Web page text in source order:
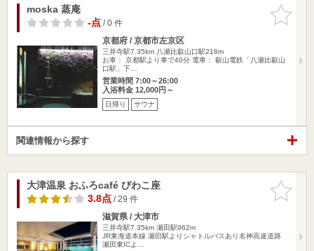
お気に入
りに追加
moska 蒸庵
-点/ 0 件
京都府 / 京都市左京区
三井寺駅7.35km 八瀬比叡山口駅218m
お車： 京都駅より車で40分 電車： 叡山電鉄「八瀬比叡山
口駅」下…
営業時間 7:00～26:00
入浴料金 12,000円～
日帰り サウナ
関連情報から探す
お気に入
りに追加
大津温泉 おふろcafé びわこ座
3.8点/ 29 件
滋賀県 / 大津市
三井寺駅7.35km 瀬田駅962m
JR東海道本線 瀬田駅よりシャトルバスあり名神高速道路
瀬田東ICよ…